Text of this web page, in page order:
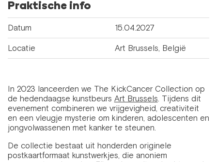
Praktische info
Datum 15.04.2027
Locatie Art Brussels, België
In 2023 lanceerden we The KickCancer Collection op
de hedendaagse kunstbeurs Art Brussels. Tijdens dit
evenement combineren we vrijgevigheid, creativiteit
en een vleugje mysterie om kinderen, adolescenten en
jongvolwassenen met kanker te steunen.
De collectie bestaat uit honderden originele
postkaartformaat kunstwerkjes, die anoniem